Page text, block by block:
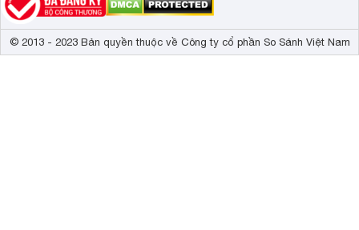
© 2013 - 2023 Bản quyền thuộc về Công ty cổ phần So Sánh Việt Nam